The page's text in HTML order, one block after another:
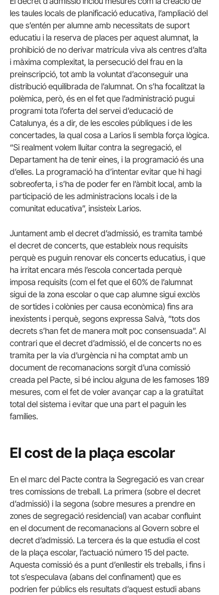
les taules locals de planificació educativa, l’ampliació del
que s’entén per alumne amb necessitats de suport
educatiu i la reserva de places per aquest alumnat, la
prohibició de no derivar matrícula viva als centres d’alta
i màxima complexitat, la persecució del frau en la
preinscripció, tot amb la voluntat d’aconseguir una
distribució equilibrada de l’alumnat. On s’ha focalitzat la
polèmica, però, és en el fet que l’administració pugui
programi tota l’oferta del servei d’educació de
Catalunya, és a dir, de les escoles públiques i de les
concertades, la qual cosa a Larios li sembla força lògica.
“Si realment volem lluitar contra la segregació, el
Departament ha de tenir eines, i la programació és una
d’elles. La programació ha d’intentar evitar que hi hagi
sobreoferta, i s’ha de poder fer en l’àmbit local, amb la
participació de les administracions locals i de la
comunitat educativa”, insisteix Larios.
Juntament amb el decret d’admissió, es tramita també
el decret de concerts, que estableix nous requisits
perquè es puguin renovar els concerts educatius, i que
ha irritat encara més l’escola concertada perquè
imposa requisits (com el fet que el 60% de l’alumnat
sigui de la zona escolar o que cap alumne sigui exclòs
de sortides i colònies per causa econòmica) fins ara
inexistents i perquè, segons expressa Salvà, “tots dos
decrets s’han fet de manera molt poc consensuada”. Al
contrari que el decret d’admissió, el de concerts no es
tramita per la via d’urgència ni ha comptat amb un
document de recomanacions sorgit d’una comissió
creada pel Pacte, si bé inclou alguna de les famoses 189
mesures, com el fet de voler avançar cap a la gratuïtat
total del sistema i evitar que una part el paguin les
famílies.
El cost de la plaça escolar
En el marc del Pacte contra la Segregació es van crear
tres comissions de treball. La primera (sobre el decret
d’admissió) i la segona (sobre mesures a prendre en
zones de segregació residencial) van acabar confluint
en el document de recomanacions al Govern sobre el
decret d’admissió. La tercera és la que estudia el cost
de la plaça escolar, l’actuació número 15 del pacte.
Aquesta comissió és a punt d’enllestir els treballs, i fins i
tot s’especulava (abans del confinament) que es
podrien fer públics els resultats d’aquest estudi abans